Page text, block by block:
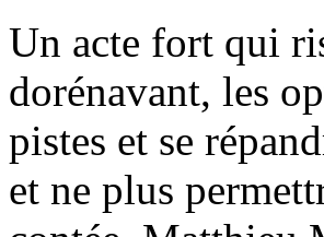
Un acte fort qui
dorénavant, les
pistes et se
et ne plus